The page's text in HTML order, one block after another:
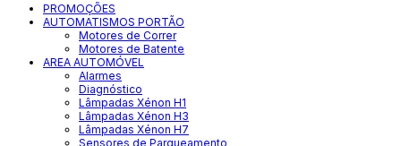
PROMOÇÕES
AUTOMATISMOS PORTÃO
Motores de Correr
Motores de Batente
AREA AUTOMÓVEL
Alarmes
Diagnóstico
Lâmpadas Xénon H1
Lâmpadas Xénon H3
Lâmpadas Xénon H7
Sensores de Parqueamento